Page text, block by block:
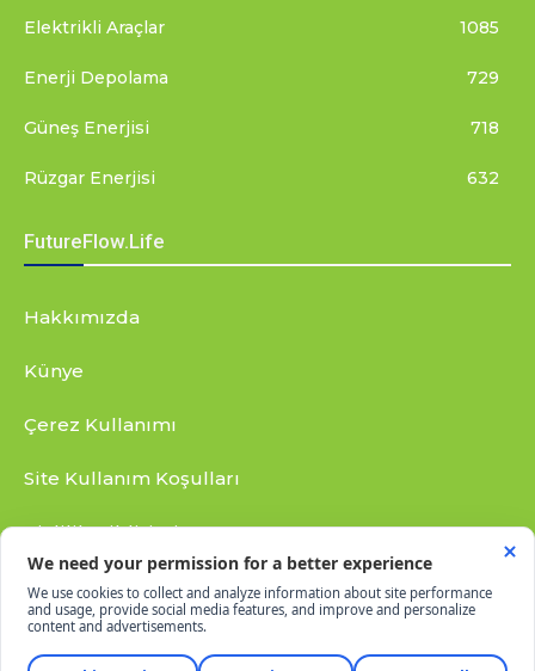
Elektrikli Araçlar 1085
Enerji Depolama 729
Güneş Enerjisi 718
Rüzgar Enerjisi 632
FutureFlow.Life
Hakkımızda
Künye
Çerez Kullanımı
Site Kullanım Koşulları
Gizlilik Bildirimi
RSS